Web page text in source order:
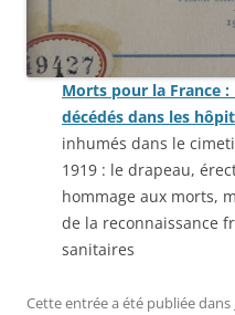
Morts pour la France
décédés dans les
inhumés dans le
1919 : le drapeau,
hommage aux morts,
de la reconnaissance
sanitaires
Cette entrée a été publiée dans